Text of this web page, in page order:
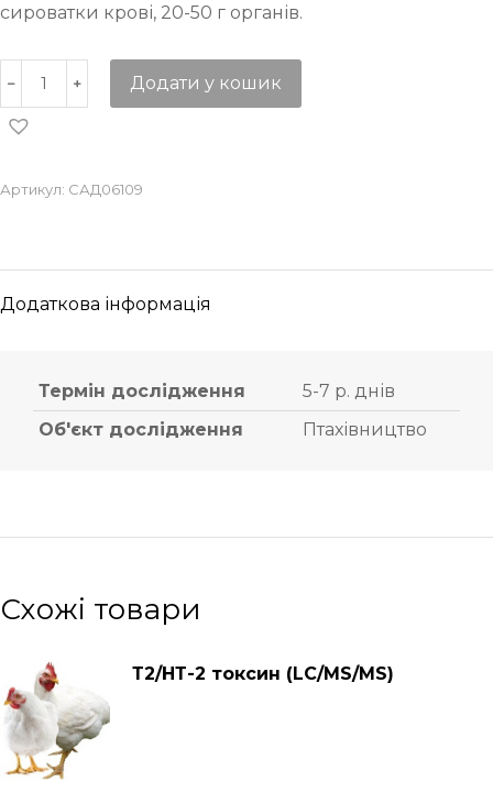
сироватки крові, 20-50 г органів.
Додати у кошик
Артикул: САД06109
Додаткова інформація
Термін дослідження
5-7 р. днів
Об'єкт дослідження
Птахівництво
Схожі товари
Т2/НТ-2 токсин (LC/MS/MS)